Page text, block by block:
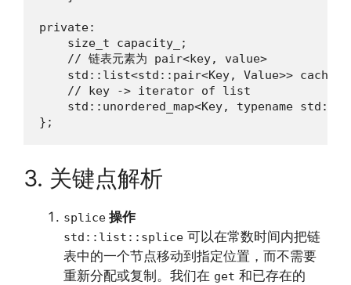
private:
    size_t capacity_;
    // 链表元素为 pair<key, value>
std::list<std::pair<Key, Value>>
    // key -> iterator of list
std::unordered_map<Key, typename
};
3. 关键点解析
splice 操作
std::list::splice 可以在常数时间内把链
表中的一个节点移动到指定位置，而不需要
重新分配或复制。我们在 get 和已存在的